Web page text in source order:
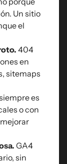
Un sitio
el
404
en
sitemaps
es
o con
GA4
sin